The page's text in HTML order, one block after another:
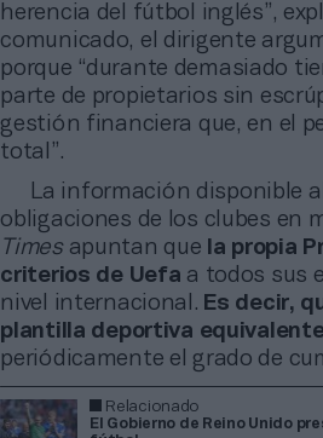
herencia del fútbol inglés”,
comunicado, el dirigente
porque “durante demasiado
parte de propietarios sin
gestión financiera que, en el
total”.
La información disponible
obligaciones de los clubes en
Timesapuntan que
la propia
criterios de Uefa a todos sus
nivel internacional. Es decir,
plantilla deportiva
periódicamente el grado de
Relacionado
El Gobierno de Reino Unido